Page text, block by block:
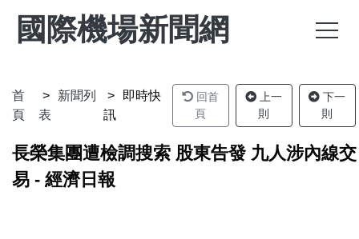
國際機場新聞網
首
頁
新聞列
表
即時快
訊
回首
頁
上一
則
下一
則
長榮集團遭檢調搜索 股東告發 九人涉內線交
易 - 經濟日報